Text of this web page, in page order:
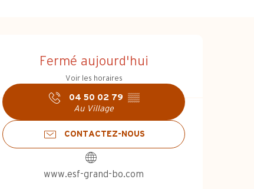
Ouverture et
Fermé aujourd'hui
Voir les horaires
04 50 02 79 ▒▒
Au Village
CONTACTEZ-NOUS
www.esf-grand-bo.com